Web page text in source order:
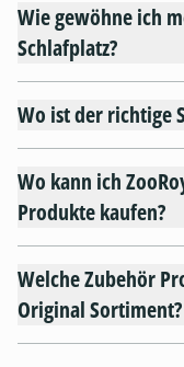
Wie gewöhne ich
Schlafplatz?
Wo ist der richtige
Wo kann ich
Produkte kaufen?
Welche Zubehör
Original Sortiment?